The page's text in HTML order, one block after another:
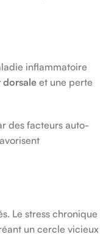
inflammatoire
dorsale et une perte
des facteurs auto-
Le stress chronique
un cercle vicieux